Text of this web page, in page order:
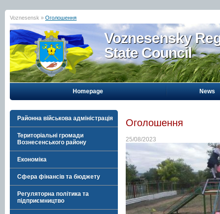
Voznesensk » Оголошення
Voznesensky
State Council
Homepage News
Районна військова адміністрація
Територіальні громади
Вознесенського району
Економіка
Сфера фінансів та бюджету
Регуляторна політика та
підприємництво
Оголошення
25/08/2023